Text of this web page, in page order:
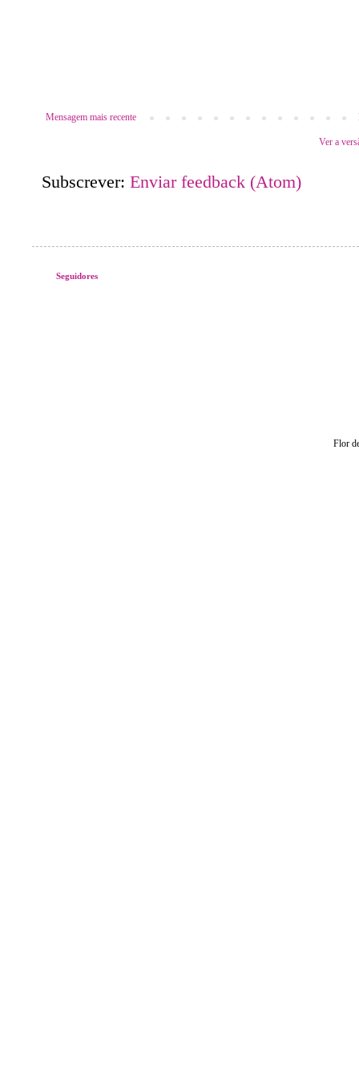
Mensagem mais recente
Ver a
Subscrever: Enviar feedback (Atom)
Seguidores
Flor